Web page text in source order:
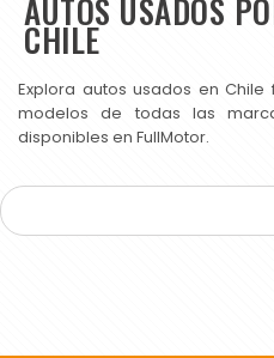
AUTOS USADOS
CHILE
Explora autos usados en
modelos de todas las
disponibles en FullMotor.